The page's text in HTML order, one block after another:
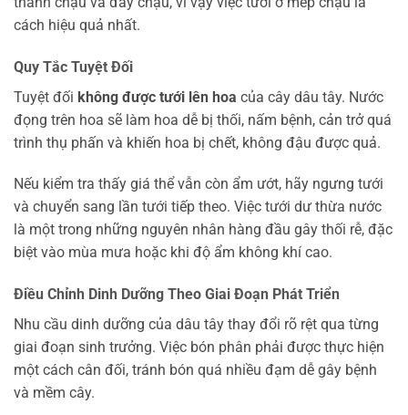
cách hiệu quả nhất.
Quy Tắc Tuyệt Đối
Tuyệt đối không được tưới lên hoa của cây dâu tây. Nước
đọng trên hoa sẽ làm hoa dễ bị thối, nấm bệnh, cản trở quá
trình thụ phấn và khiến hoa bị chết, không đậu được quả.
Nếu kiểm tra thấy giá thể vẫn còn ẩm ướt, hãy ngưng tưới
và chuyển sang lần tưới tiếp theo. Việc tưới dư thừa nước
là một trong những nguyên nhân hàng đầu gây thối rễ, đặc
biệt vào mùa mưa hoặc khi độ ẩm không khí cao.
Điều Chỉnh Dinh Dưỡng Theo Giai Đoạn Phát Triển
Nhu cầu dinh dưỡng của dâu tây thay đổi rõ rệt qua từng
giai đoạn sinh trưởng. Việc bón phân phải được thực hiện
một cách cân đối, tránh bón quá nhiều đạm dễ gây bệnh
và mềm cây.